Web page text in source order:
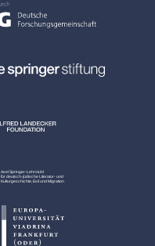
Axel Springer-Lehrstuhl
für deutsch-jüdische Literatur- und
Kulturgeschichte, Exil und Migration